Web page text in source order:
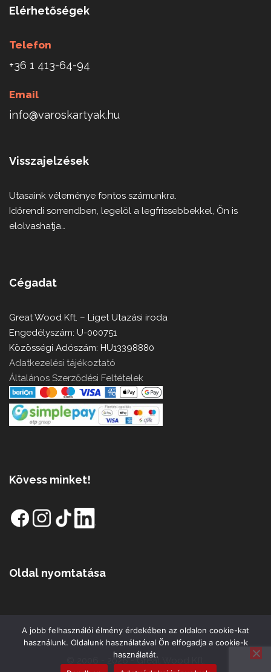
Elérhetőségek
Telefon
+36 1 413-64-94
Email
info@varoskartyak.hu
Visszajelzések
Utasaink véleménye fontos számunkra.
Időrendi sorrendben, legelöl a legfrissebbekkel, Ön is
elolvashatja…
Cégadat
Great Wood Kft. – Liget Utazási iroda
Engedélyszám: U-000751
Közösségi Adószám: HU13398880
Adatkezelési tájékoztató
Általános Szerződési Feltételek
Kövess minket!
Oldal nyomtatása
© 2006 - 2026 - Great Wood Kft.
A jobb felhasználói élmény érdekében az oldalon cookie-kat
használunk. Oldalunk használatával Ön elfogadja a cookie-k
használatát.